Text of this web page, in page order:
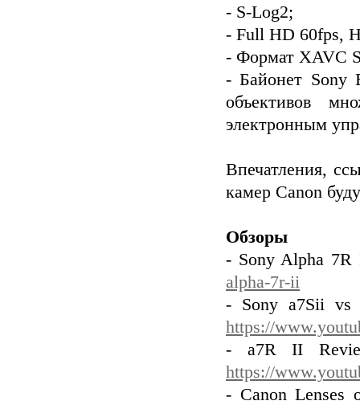
- S-Log2;
- Full HD 60fps,
- Формат XAVC
- Байонет Sony
объективов
электронным
Впечатления,
камер Canon
Обзоры
- Sony Alpha
alpha-7r-ii
- Sony a7Sii
https://
- a7R II
https://
- Canon Lenses